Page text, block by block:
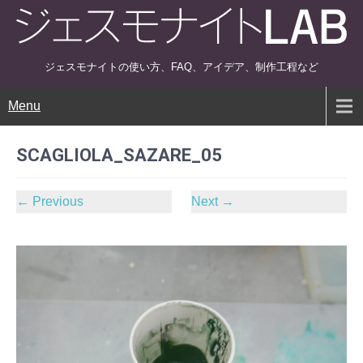
ジェスモナイトの使い方、FAQ、アイデア、制作工程など
Menu
SCAGLIOLA_SAZARE_05
← Previous Next →